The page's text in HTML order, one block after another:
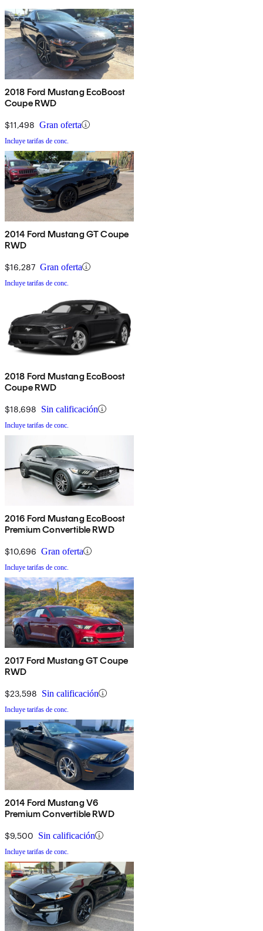
2018 Ford Mustang EcoBoost
Coupe RWD
$11,498 Gran oferta
Incluye tarifas de conc.
2014 Ford Mustang GT Coupe
RWD
$16,287 Gran oferta
Incluye tarifas de conc.
2018 Ford Mustang EcoBoost
Coupe RWD
$18,698 Sin calificación
Incluye tarifas de conc.
2016 Ford Mustang EcoBoost
Premium Convertible RWD
$10,696 Gran oferta
Incluye tarifas de conc.
2017 Ford Mustang GT Coupe
RWD
$23,598 Sin calificación
Incluye tarifas de conc.
2014 Ford Mustang V6
Premium Convertible RWD
$9,500 Sin calificación
Incluye tarifas de conc.